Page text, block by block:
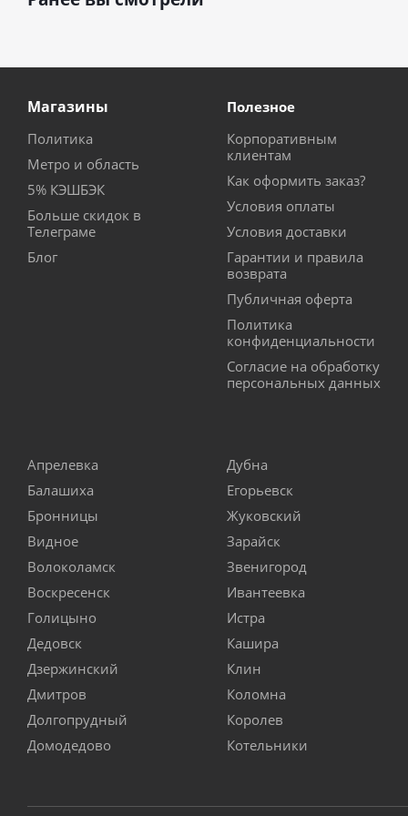
Магазины
Политика
Метро и область
5% КЭШБЭК
Больше скидок в
Телеграме
Блог
Полезное
Корпоративным
клиентам
Как оформить заказ?
Условия оплаты
Условия доставки
Гарантии и правила
возврата
Публичная оферта
Политика
конфиденциальности
Согласие на обработку
персональных данных
Апрелевка
Балашиха
Бронницы
Видное
Волоколамск
Воскресенск
Голицыно
Дедовск
Дзержинский
Дмитров
Долгопрудный
Домодедово
Дубна
Егорьевск
Жуковский
Зарайск
Звенигород
Ивантеевка
Истра
Кашира
Клин
Коломна
Королев
Котельники